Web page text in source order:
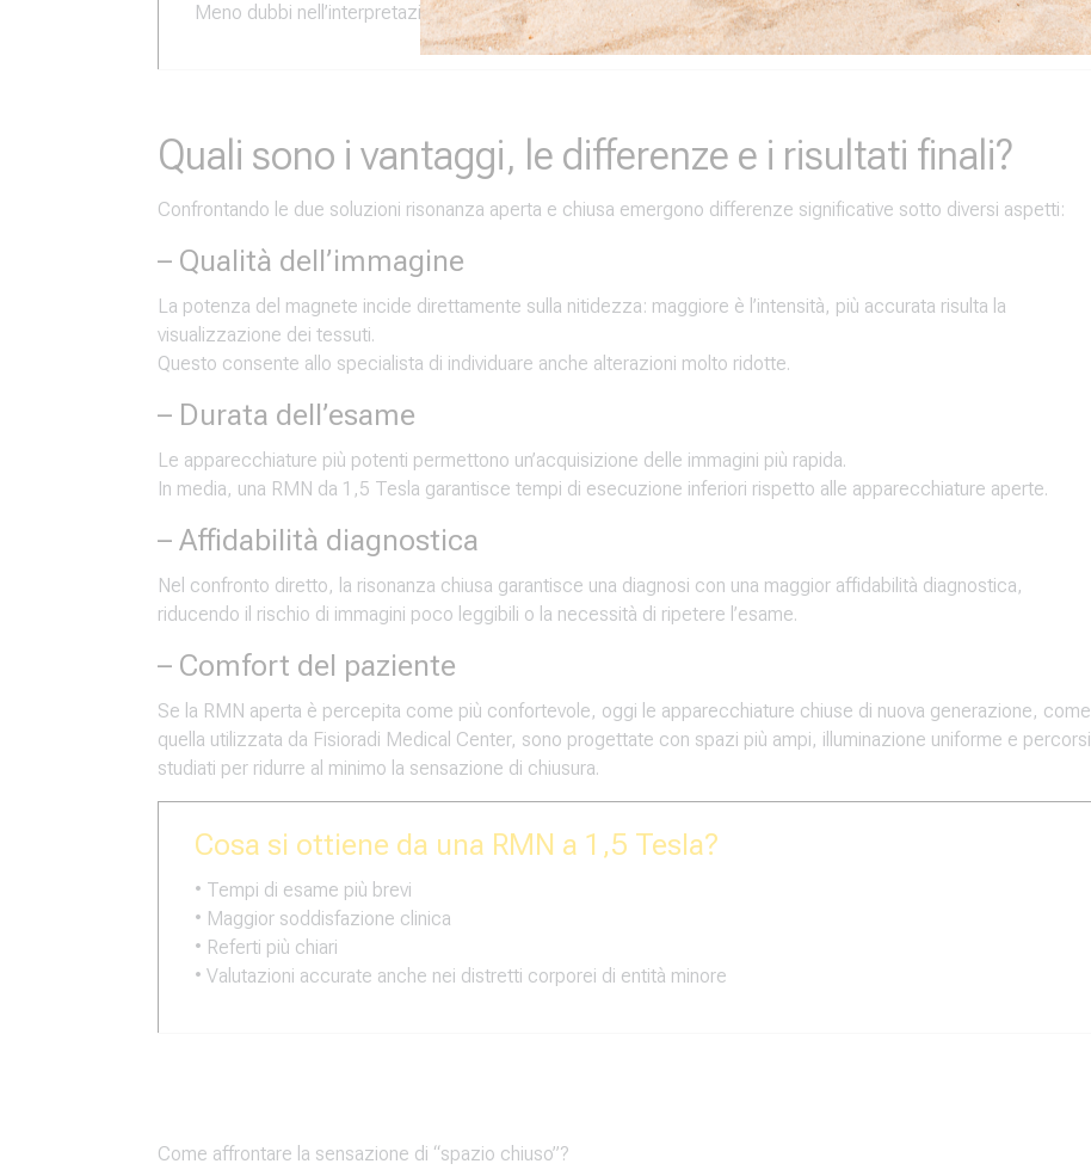
Meno dubbi nell’interpretazione, più rapidità nei tempi di esecuzione.
Quali sono i vantaggi, le differenze e i risultati finali?
Confrontando le due soluzioni risonanza aperta e chiusa emergono differenze significative sotto diversi aspetti:
– Qualità dell’immagine
La potenza del magnete incide direttamente sulla nitidezza: maggiore è l’intensità, più accurata risulta la
visualizzazione dei tessuti.
Questo consente allo specialista di individuare anche alterazioni molto ridotte.
– Durata dell’esame
Le apparecchiature più potenti permettono un’acquisizione delle immagini più rapida.
In media, una RMN da 1,5 Tesla garantisce tempi di esecuzione inferiori rispetto alle apparecchiature aperte.
– Affidabilità diagnostica
Nel confronto diretto, la risonanza chiusa garantisce una diagnosi con una maggior affidabilità diagnostica,
riducendo il rischio di immagini poco leggibili o la necessità di ripetere l’esame.
– Comfort del paziente
Se la RMN aperta è percepita come più confortevole, oggi le apparecchiature chiuse di nuova generazione, come
quella utilizzata da Fisioradi Medical Center, sono progettate con spazi più ampi, illuminazione uniforme e percorsi
studiati per ridurre al minimo la sensazione di chiusura.
Cosa si ottiene da una RMN a 1,5 Tesla?
• Tempi di esame più brevi
• Maggior soddisfazione clinica
• Referti più chiari
• Valutazioni accurate anche nei distretti corporei di entità minore
Come affrontare la sensazione di “spazio chiuso”?